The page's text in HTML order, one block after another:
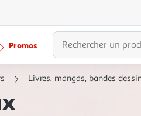
Promos
Livres, mangas, bandes